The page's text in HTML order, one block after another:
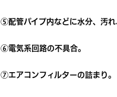
⑤配管パイプ内などに水分、汚れ
⑥電気系回路の不具合。
⑦エアコンフィルターの詰まり。